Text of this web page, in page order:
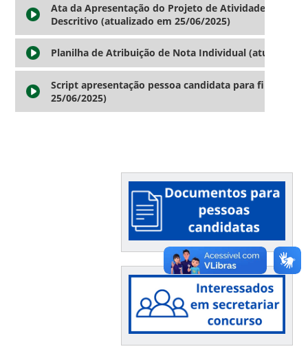
Ata da Apresentação do Projeto de Atividades
Descritivo (atualizado em25/06/2025)
Planilha de Atribuição de Nota Individual (atualizado
Script apresentação pessoa candidata para filmagem
25/06/2025)